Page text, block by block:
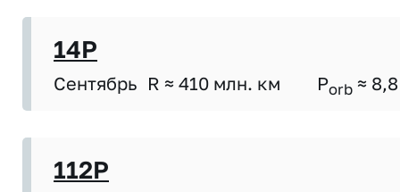
14P
Сентябрь R ≈ 410 млн. км Porb ≈ 8,8
112P